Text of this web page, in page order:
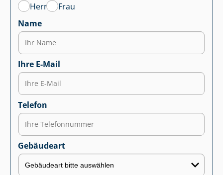
Herr
Frau
Name
Ihre E-Mail
Telefon
Gebäudeart